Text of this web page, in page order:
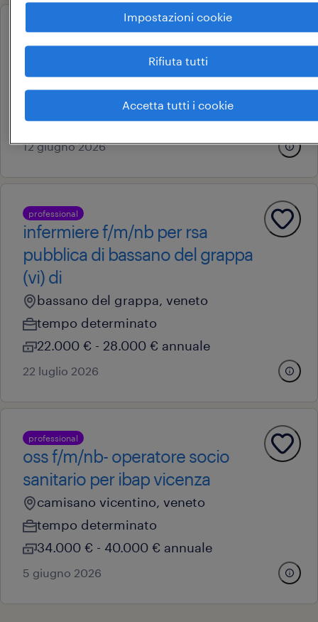
professional
ottico abilitato vicenza
vicenza, veneto
tempo determinato
22.000 € - 28.000 € annuale
12 giugno 2026
professional
infermiere f/m/nb per rsa
pubblica di bassano del grappa
(vi) di
bassano del grappa, veneto
tempo determinato
22.000 € - 28.000 € annuale
22 luglio 2026
professional
oss f/m/nb- operatore socio
sanitario per ibap vicenza
camisano vicentino, veneto
tempo determinato
34.000 € - 40.000 € annuale
5 giugno 2026
Impostazioni cookie
Rifiuta tutti
Accetta tutti i cookie